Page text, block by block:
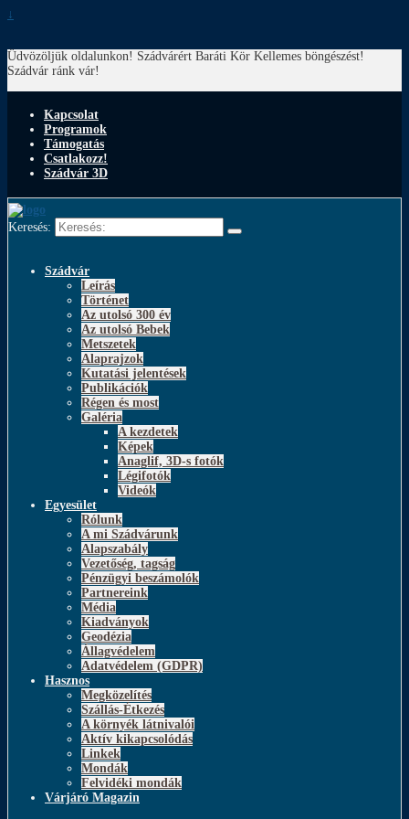
↓
Üdvözöljük oldalunkon! Szádvárért Baráti Kör Kellemes böngészést!
Szádvár ránk vár!
Kapcsolat
Programok
Támogatás
Csatlakozz!
Szádvár 3D
Keresés:
Szádvár
Leírás
Történet
Az utolsó 300 év
Az utolsó Bebek
Metszetek
Alaprajzok
Kutatási jelentések
Publikációk
Régen és most
Galéria
A kezdetek
Képek
Anaglif, 3D-s fotók
Légifotók
Videók
Egyesület
Rólunk
A mi Szádvárunk
Alapszabály
Vezetőség, tagság
Pénzügyi beszámolók
Partnereink
Média
Kiadványok
Geodézia
Állagvédelem
Adatvédelem (GDPR)
Hasznos
Megközelítés
Szállás-Étkezés
A környék látnivalói
Aktív kikapcsolódás
Linkek
Mondák
Felvidéki mondák
Várjáró Magazin